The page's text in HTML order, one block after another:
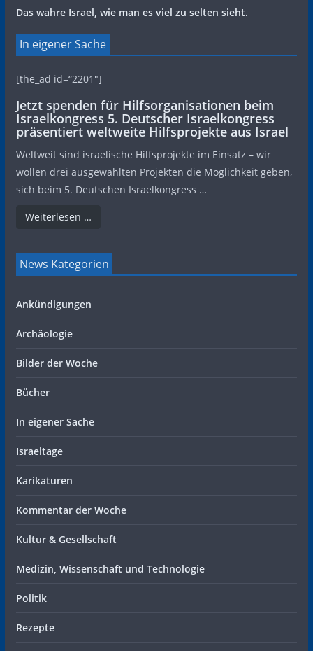
Das wahre Israel, wie man es viel zu selten sieht.
In eigener Sache
[the_ad id=“2201″]
Jetzt spenden für Hilfsorganisationen beim
Israelkongress 5. Deutscher Israelkongress
präsentiert weltweite Hilfsprojekte aus Israel
Weltweit sind israelische Hilfsprojekte im Einsatz – wir
wollen drei ausgewählten Projekten die Möglichkeit geben,
sich beim 5. Deutschen Israelkongress …
Weiterlesen …
News Kategorien
Ankündigungen
Archäologie
Bilder der Woche
Bücher
In eigener Sache
Israeltage
Karikaturen
Kommentar der Woche
Kultur & Gesellschaft
Medizin, Wissenschaft und Technologie
Politik
Rezepte